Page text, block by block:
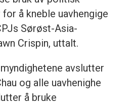
å kneble uavhengige
Sørøst-Asia-
Crispin, uttalt.
avslutter
og alle uavhenighe
å bruke